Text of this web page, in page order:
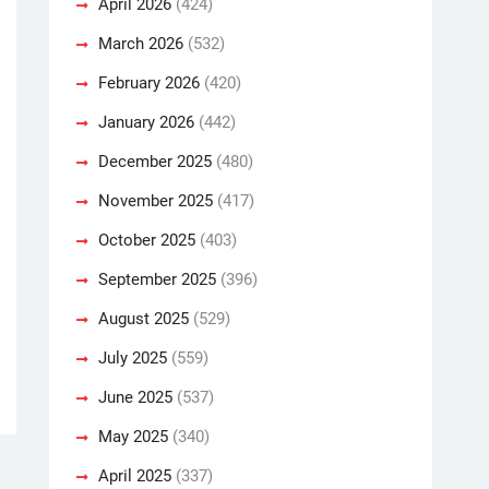
April 2026 (424)
March 2026 (532)
February 2026 (420)
January 2026 (442)
December 2025 (480)
November 2025 (417)
October 2025 (403)
September 2025 (396)
August 2025 (529)
July 2025 (559)
June 2025 (537)
May 2025 (340)
April 2025 (337)